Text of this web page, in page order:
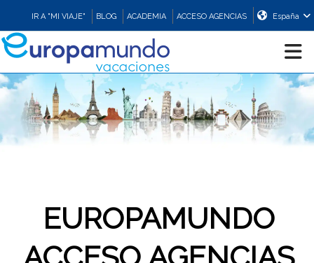
IR A "MI VIAJE" BLOG ACADEMIA ACCESO AGENCIAS España
CRUCEROS
EUROPA
ORIENTE
EUROPAMUNDO